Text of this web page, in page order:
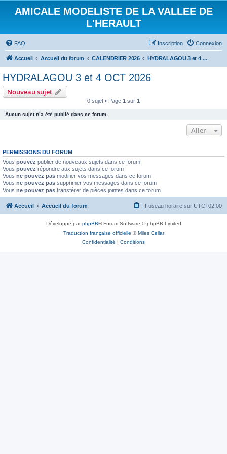
AMICALE MODELISTE DE LA VALLEE DE
L'HERAULT
FAQ Connexion
Inscription
Accueil Accueil du forum CALENDRIER 2026 HYDRALAGOU 3 et 4 OCT 2026
HYDRALAGOU 3 et 4 OCT 2026
Nouveau sujet
0 sujet • Page 1 sur 1
Aucun sujet n’a été publié dans ce forum.
Aller
PERMISSIONS DU FORUM
Vous pouvez publier de nouveaux sujets dans ce forum
Vous pouvez répondre aux sujets dans ce forum
Vous ne pouvez pas modifier vos messages dans ce forum
Vous ne pouvez pas supprimer vos messages dans ce forum
Vous ne pouvez pas transférer de pièces jointes dans ce forum
Accueil Accueil du forum Fuseau horaire sur UTC+02:00
Développé parphpBB® Forum Software © phpBB Limited
Traduction française officielle ©Miles Cellar
Confidentialité | Conditions